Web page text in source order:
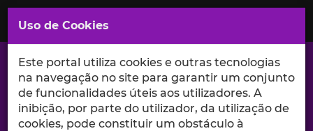
Saltar
para
Conteúdo
Principal
A excelência da investigação e ciência no Iscte
Uso de Cookies
Este portal utiliza cookies e outras tecnologias
na navegação no site para garantir um conjunto
de funcionalidades úteis aos utilizadores. A
inibição, por parte do utilizador, da utilização de
cookies, pode constituir um obstáculo à